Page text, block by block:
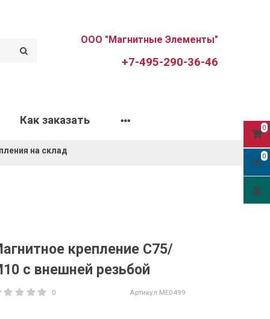
ООО "Магнитные Элементы"
+7-495-290-36-46
Как заказать
на склад
0 Артикул ME0499
крепление C75/
с внешней резьбой
0
0